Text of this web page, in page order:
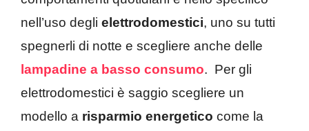
nell’uso degli elettrodomestici, uno su tutti
spegnerli di notte e scegliere anche delle
lampadine a basso consumo. Per gli
elettrodomestici è saggio scegliere un
modello a risparmio energetico come la